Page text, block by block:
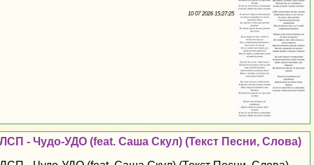
10 07 2026 15:27:25
ЛСП - Чудо-УДО (feat. Саша Скул) (Текст Песни, Слова)